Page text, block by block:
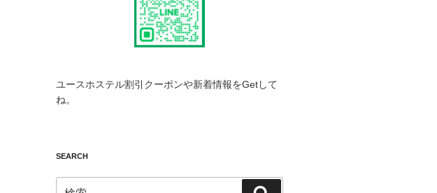
ユースホステル割引クーポンや新着情報をGetして
ね。
SEARCH